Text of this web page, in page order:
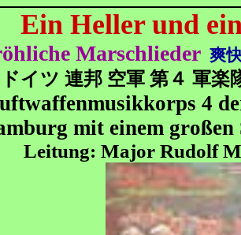
Ein Heller und
Marschlieder 爽
ドイツ 連邦 空軍 第４ 軍楽
4
mit einem großen
Leitung: Major Rudolf